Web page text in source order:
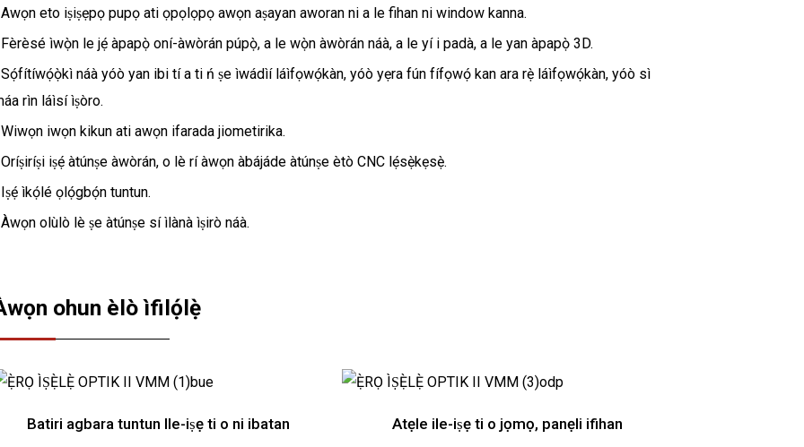
Awọn eto iṣiṣẹpọ pupọ ati ọpọlọpọ awọn aṣayan aworan ni a le fihan ni window kanna.
Fèrèsé ìwọ̀n le jẹ́ àpapọ̀ oní-àwòrán púpọ̀, a le wọ̀n àwòrán náà, a le yí i padà, a le yan àpapọ̀ 3D.
Sọ́fítíwọ́ọ̀kì náà yóò yan ibi tí a ti ń ṣe ìwádìí láìfọwọ́kàn, yóò yẹra fún fífọwọ́ kan ara rẹ̀ láìfọwọ́kàn, yóò sì
rìn láìsí ìṣòro.
Wiwọn iwọn kikun ati awọn ifarada jiometirika.
Oríṣiríṣi iṣẹ́ àtúnṣe àwòrán, o lè rí àwọn àbájáde àtúnṣe ètò CNC lẹ́sẹ̀kẹsẹ̀.
Iṣẹ́ ìkọ́lé ọlọ́gbọ́n tuntun.
Àwọn olùlò lè ṣe àtúnṣe sí ìlànà ìṣirò náà.
ohun èlò ìfilọ́lẹ̀
Batiri agbara tuntun Ile-iṣẹ ti o ni ibatan Atẹle ile-iṣẹ ti o jọmọ, panẹli ifihan